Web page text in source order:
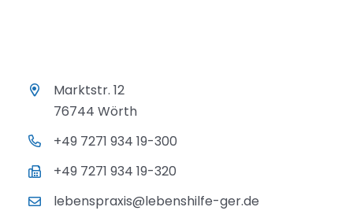
Marktstr. 12
76744 Wörth
+49 7271 934 19-300
+49 7271 934 19-320
lebenspraxis@lebenshilfe-ger.de